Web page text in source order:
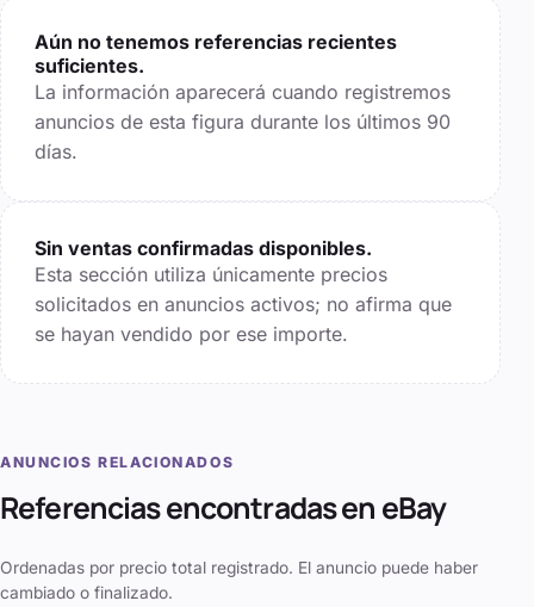
Aún no tenemos referencias recientes
suficientes.
La información aparecerá cuando registremos
anuncios de esta figura durante los últimos 90
días.
Sin ventas confirmadas disponibles.
Esta sección utiliza únicamente precios
solicitados en anuncios activos; no afirma que
se hayan vendido por ese importe.
ANUNCIOS RELACIONADOS
Referencias encontradas en eBay
Ordenadas por precio total registrado. El anuncio puede haber
cambiado o finalizado.